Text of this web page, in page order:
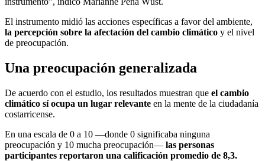
El instrumento midió las acciones específicas a favor del ambiente,
la percepción sobre la afectación del cambio climático y el nivel
de preocupación.
Una preocupación generalizada
De acuerdo con el estudio, los resultados muestran que el cambio
climático sí ocupa un lugar relevante en la mente de la ciudadanía
costarricense.
En una escala de 0 a 10 —donde 0 significaba ninguna
preocupación y 10 mucha preocupación— las personas
participantes reportaron una calificación promedio de 8,3.